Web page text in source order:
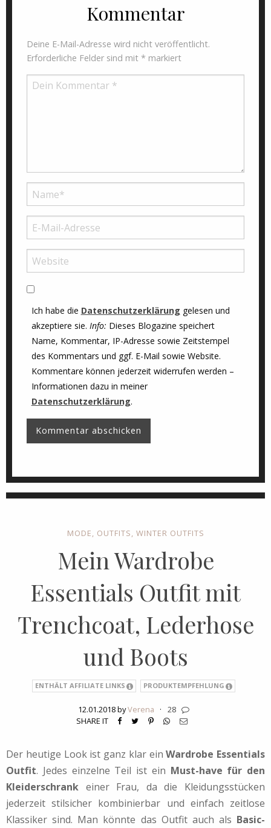
Kommentar
Deine E-Mail-Adresse wird nicht veröffentlicht.
Erforderliche Felder sind mit * markiert
Ich habe die Datenschutzerklärung gelesen und
akzeptiere sie. Info: Dieses Blogazine speichert
Name, Kommentar, IP-Adresse sowie Zeitstempel
des Kommentars und ggf. E-Mail sowie Website.
Kommentare können jederzeit widerrufen werden –
Informationen dazu in meiner
Datenschutzerklärung.
MODE, OUTFITS, WINTER OUTFITS
Mein Wardrobe
Essentials Outfit mit
Trenchcoat, Lederhose
und Boots
ENTHÄLT AFFILIATE LINKS PRODUKTEMPFEHLUNG
12.01.2018 byVerena ·
28
SHARE IT
Der heutige Look ist ganz klar einWardrobe Essentials
Outfit. Jedes einzelne Teil ist ein Must-have für den
Kleiderschrank einer Frau, da die Kleidungsstücken
jederzeit stilsicher kombinierbar und einfach zeitlose
Klassiker sind. Man könnte das Outfit auch als Basic-